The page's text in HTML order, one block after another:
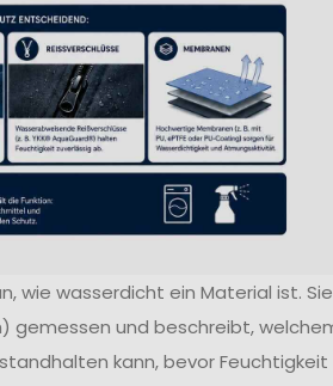
wie wasserdicht ein Material ist. Sie
gemessen und beschreibt,
kann, bevor Feuchtigkeit